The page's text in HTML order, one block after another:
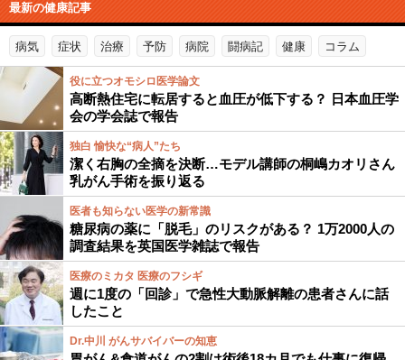
最新の健康記事
病気 症状 治療 予防 病院 闘病記 健康 コラム
役に立つオモシロ医学論文
高断熱住宅に転居すると血圧が低下する？ 日本血圧学
会の学会誌で報告
独白 愉快な“病人”たち
潔く右胸の全摘を決断…モデル講師の桐嶋カオリさん
乳がん手術を振り返る
医者も知らない医学の新常識
糖尿病の薬に「脱毛」のリスクがある？ 1万2000人の
調査結果を英国医学雑誌で報告
医療のミカタ 医療のフシギ
週に1度の「回診」で急性大動脈解離の患者さんに話
したこと
Dr.中川 がんサバイバーの知恵